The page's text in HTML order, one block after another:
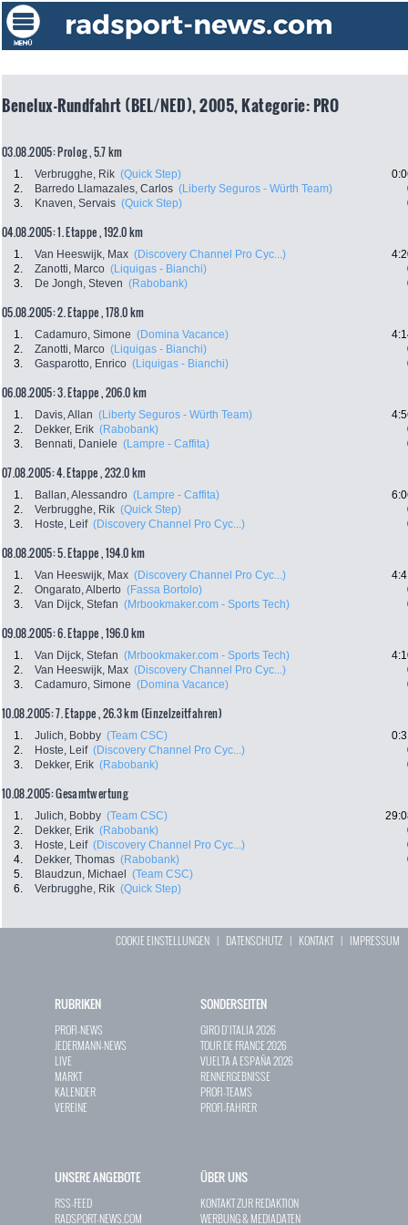
Benelux-Rundfahrt (BEL/NED), 2005, Kategorie: PRO
03.08.2005: Prolog , 5.7 km
1. Verbrugghe, Rik (Quick Step)
2.
Barredo Llamazales, Carlos (Liberty Seguros - Würth Team)
3.
Knaven, Servais (Quick Step)
04.08.2005: 1. Etappe , 192.0 km
1. Van Heeswijk, Max (Discovery Channel Pro Cyc...)
2.
Zanotti, Marco (Liquigas - Bianchi)
3.
De Jongh, Steven (Rabobank)
05.08.2005: 2. Etappe , 178.0 km
1. Cadamuro, Simone (Domina Vacance)
2.
Zanotti, Marco (Liquigas - Bianchi)
3.
Gasparotto, Enrico (Liquigas - Bianchi)
06.08.2005: 3. Etappe , 206.0 km
1. Davis, Allan (Liberty Seguros - Würth Team)
2.
Dekker, Erik (Rabobank)
3.
Bennati, Daniele (Lampre - Caffita)
07.08.2005: 4. Etappe , 232.0 km
1. Ballan, Alessandro (Lampre - Caffita)
2.
Verbrugghe, Rik (Quick Step)
3.
Hoste, Leif (Discovery Channel Pro Cyc...)
08.08.2005: 5. Etappe , 194.0 km
1. Van Heeswijk, Max (Discovery Channel Pro Cyc...)
2.
Ongarato, Alberto (Fassa Bortolo)
3.
Van Dijck, Stefan (Mrbookmaker.com - Sports Tech)
09.08.2005: 6. Etappe , 196.0 km
1. Van Dijck, Stefan (Mrbookmaker.com - Sports Tech)
2.
Van Heeswijk, Max (Discovery Channel Pro Cyc...)
3.
Cadamuro, Simone (Domina Vacance)
10.08.2005: 7. Etappe , 26.3 km (Einzelzeitfahren)
1. Julich, Bobby (Team CSC)
2.
Hoste, Leif (Discovery Channel Pro Cyc...)
3.
Dekker, Erik (Rabobank)
10.08.2005: Gesamtwertung
1. Julich, Bobby (Team CSC)
2.
Dekker, Erik (Rabobank)
3.
Hoste, Leif (Discovery Channel Pro Cyc...)
4.
Dekker, Thomas (Rabobank)
5.
Blaudzun, Michael (Team CSC)
6.
Verbrugghe, Rik (Quick Step)
COOKIE EINSTELLUNGEN | DATENSCHUTZ | KONTAKT| IMPRESSUM
RUBRIKEN
PROFI-NEWS
JEDERMANN-NEWS
LIVE
MARKT
KALENDER
VEREINE
SONDERSEITEN
GIRO D`ITALIA 2026
TOUR DE FRANCE 2026
VUELTA A ESPAÑA 2026
RENNERGEBNISSE
PROFI-TEAMS
PROFI-FAHRER
UNSERE ANGEBOTE
RSS-FEED
RADSPORT-NEWS.COM
ÜBER UNS
KONTAKT ZUR REDAKTION
WERBUNG & MEDIADATEN